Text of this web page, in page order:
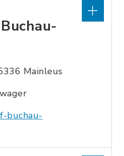
Mainleus
buchau-